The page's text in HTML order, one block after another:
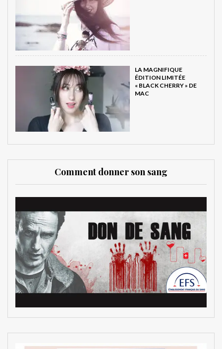
LA MAGNIFIQUE
ÉDITION LIMITÉE
« BLACK CHERRY » DE
MAC
Comment donner son sang